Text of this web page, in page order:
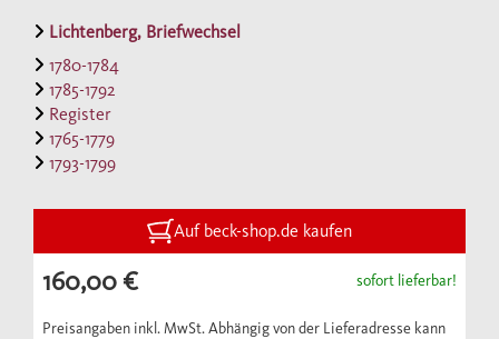
Lichtenberg, Briefwechsel
1780-1784
1785-1792
Register
1765-1779
1793-1799
Auf beck-shop.de kaufen
160,00 € sofort lieferbar!
Preisangaben inkl. MwSt. Abhängig von der Lieferadresse kann